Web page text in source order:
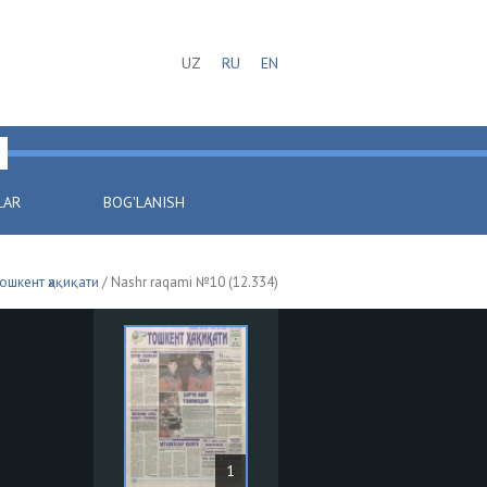
UZ RU EN
BOG'LANISH
ҳақиқати / Nashr raqami №10 (12.334)
1